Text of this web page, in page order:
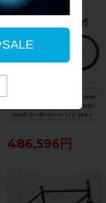
●美品 トレック TREK エモンダ EMON
DA SL 6 PRO 12速 105 Di2 油圧DISC
2023年 カーボンロードバイク 54サイ
486,596円